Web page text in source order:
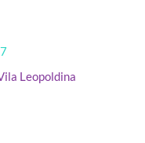
Leopoldina